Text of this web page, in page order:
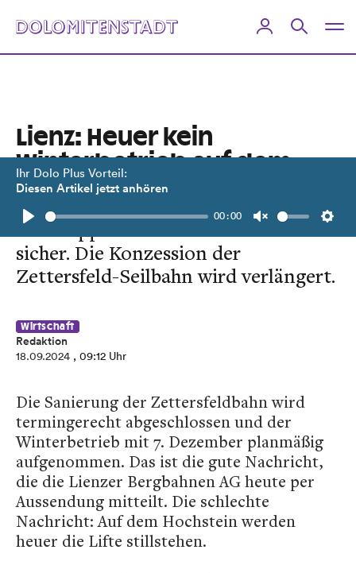
Ihr Dolo Plus Vorteil:
Diesen Artikel jetzt anhören
Play
00:00
Unmute
Lienz: Heuer kein
Winterbetrieb auf dem
Hochstein
Der Doppelsessellift ist nicht mehr
sicher. Die Konzession der
Zettersfeld-Seilbahn wird verlängert.
Wirtschaft
Redaktion
18.09.2024 , 09:12 Uhr
Die Sanierung der Zettersfeldbahn wird
termingerecht abgeschlossen und der
Winterbetrieb mit 7. Dezember planmäßig
aufgenommen. Das ist die gute Nachricht,
die die Lienzer Bergbahnen AG heute per
Aussendung mitteilt. Die schlechte
Nachricht: Auf dem Hochstein werden
heuer die Lifte stillstehen.